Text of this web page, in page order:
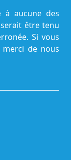
à aucune des
être tenu
Si vous
merci de nous